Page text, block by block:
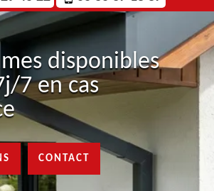
disponibles
7 en cas
CONTACT